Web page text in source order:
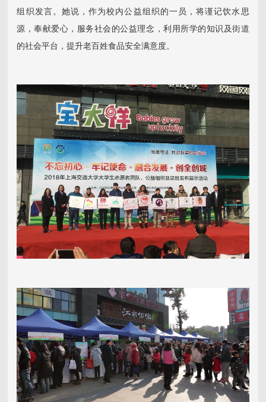
组织发言。她说，作为校内公益组织的一员，将谨记饮水思
源，奉献爱心，服务社会的公益理念，利用所学的知识及街道
的社会平台，提升老百姓食品安全满意度。